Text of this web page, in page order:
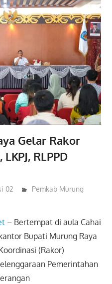
Gelar Rakor
RLPPD
02
Pemkab Murung
– Bertempat di aula Cahai
Bupati Murung Raya
(Rakor)
Pemerintahan